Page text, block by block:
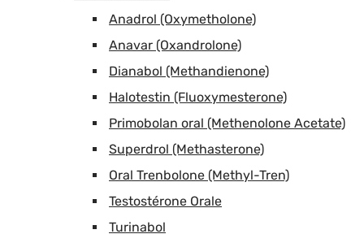
Anadrol (Oxymetholone)
Anavar (Oxandrolone)
Dianabol (Methandienone)
Halotestin (Fluoxymesterone)
Primobolan oral (Methenolone Acetate)
Superdrol (Methasterone)
Oral Trenbolone (Methyl-Tren)
Testostérone Orale
Turinabol